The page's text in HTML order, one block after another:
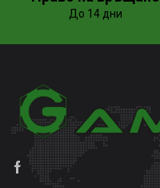
До 14 дни